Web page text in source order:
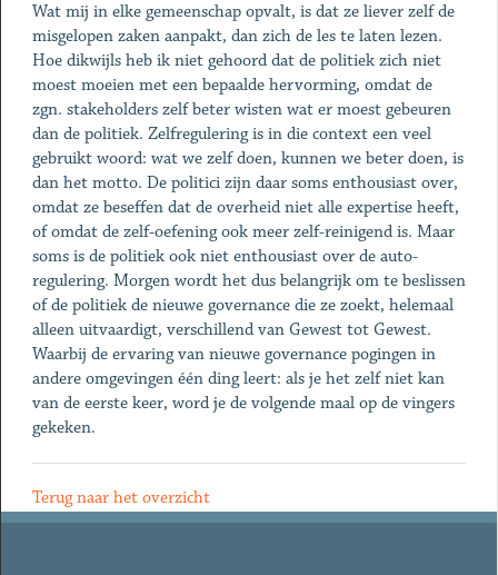
Wat mij in elke gemeenschap opvalt, is dat ze liever zelf de
misgelopen zaken aanpakt, dan zich de les te laten lezen.
Hoe dikwijls heb ik niet gehoord dat de politiek zich niet
moest moeien met een bepaalde hervorming, omdat de
zgn. stakeholders zelf beter wisten wat er moest gebeuren
dan de politiek. Zelfregulering is in die context een veel
gebruikt woord: wat we zelf doen, kunnen we beter doen, is
dan het motto. De politici zijn daar soms enthousiast over,
omdat ze beseffen dat de overheid niet alle expertise heeft,
of omdat de zelf-oefening ook meer zelf-reinigend is. Maar
soms is de politiek ook niet enthousiast over de auto-
regulering. Morgen wordt het dus belangrijk om te beslissen
of de politiek de nieuwe governance die ze zoekt, helemaal
alleen uitvaardigt, verschillend van Gewest tot Gewest.
Waarbij de ervaring van nieuwe governance pogingen in
andere omgevingen één ding leert: als je het zelf niet kan
van de eerste keer, word je de volgende maal op de vingers
gekeken.
Terug naar het overzicht